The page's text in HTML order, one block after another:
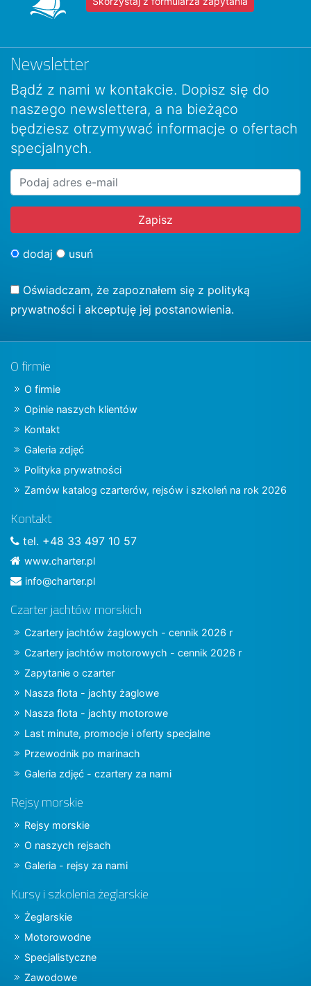
Newsletter
Bądź z nami w kontakcie. Dopisz się do
naszego newslettera, a na bieżąco
będziesz otrzymywać informacje o ofertach
specjalnych.
dodaj usuń
Oświadczam, że zapoznałem się z polityką
prywatności i akceptuję jej postanowienia.
O firmie
O firmie
Opinie naszych klientów
Kontakt
Galeria zdjęć
Polityka prywatności
Zamów katalog czarterów, rejsów i szkoleń na rok 2026
Kontakt
tel. +48 33 497 10 57
www.charter.pl
info@charter.pl
Czarter jachtów morskich
Czartery jachtów żaglowych - cennik 2026 r
Czartery jachtów motorowych - cennik 2026 r
Zapytanie o czarter
Nasza flota - jachty żaglowe
Nasza flota - jachty motorowe
Last minute, promocje i oferty specjalne
Przewodnik po marinach
Galeria zdjęć - czartery za nami
Rejsy morskie
Rejsy morskie
O naszych rejsach
Galeria - rejsy za nami
Kursy i szkolenia żeglarskie
Żeglarskie
Motorowodne
Specjalistyczne
Zawodowe